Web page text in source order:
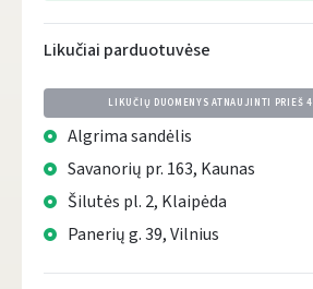
Likučiai parduotuvėse
LIKUČIŲ DUOMENYS ATNAUJINTI PRIEŠ
Algrima sandėlis
Savanorių pr. 163, Kaunas
Šilutės pl. 2, Klaipėda
Panerių g. 39, Vilnius